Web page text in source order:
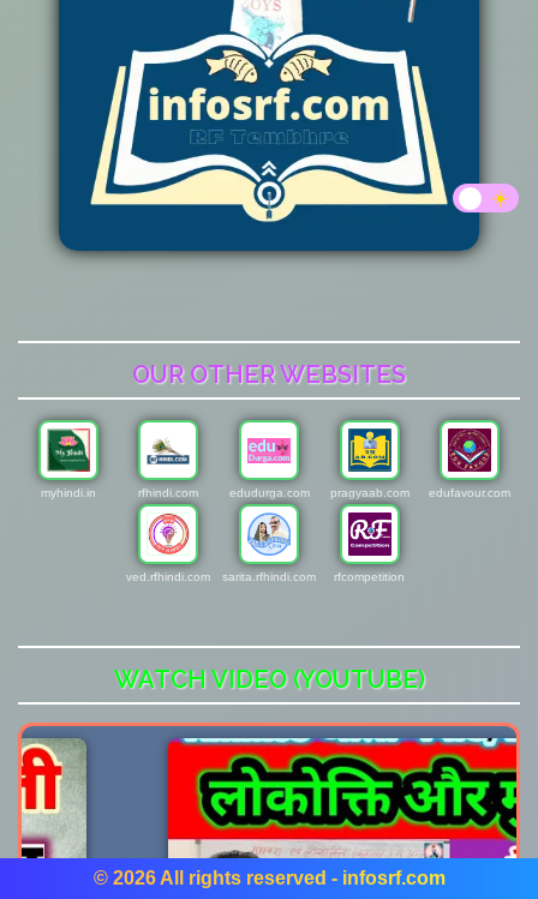
OUR OTHER WEBSITES
myhindi.in rfhindi.com edudurga.com pragyaab.com edufavour.com
ved.rfhindi.com sarita.rfhindi.com rfcompetition
WATCH VIDEO (YOUTUBE)
© 2026 All rights reserved - infosrf.com